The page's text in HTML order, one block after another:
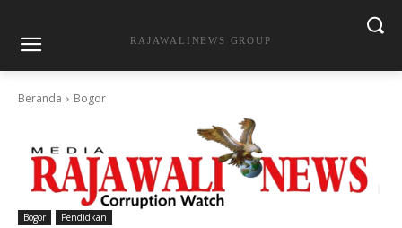
RAJAWALINEWS GROUP
Beranda Bogor
Bogor Pendidkan